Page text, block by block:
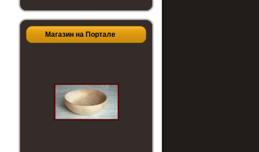
Магазин на Портале